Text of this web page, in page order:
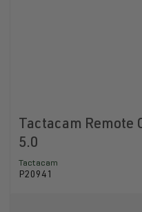
Tactacam Remote
5.0
Tactacam
P20941